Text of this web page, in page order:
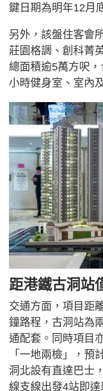
鍵日期為明年12月
另外，該盤住客會
莊園格調、創科菁
總面積逾5萬方呎
小時健身室、室內
距港鐵古洞站
交通方面，項目距
鐘路程，古洞站為
通配套。同時項目
「一地兩檢」，預
洞北設有直達巴士
線支線出發4站即